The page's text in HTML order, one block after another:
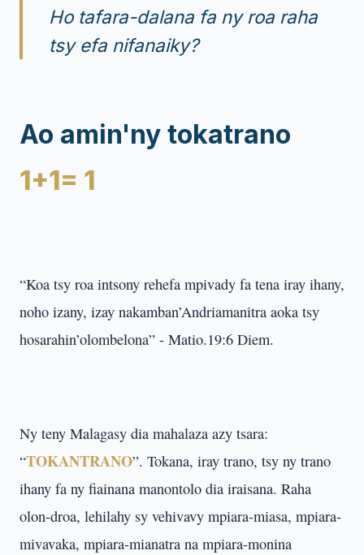
Ho tafara-dalana fa ny roa raha
tsy efa nifanaiky?
Ao amin'ny tokatrano
1+1= 1
“Koa tsy roa intsony rehefa mpivady fa tena iray ihany,
noho izany, izay nakamban’Andriamanitra aoka tsy
hosarahin’olombelona” - Matio.19:6 Diem.
Ny teny Malagasy dia mahalaza azy tsara:
“TOKANTRANO”. Tokana, iray trano, tsy ny trano
ihany fa ny fiainana manontolo dia iraisana. Raha
olon-droa, lehilahy sy vehivavy mpiara-miasa, mpiara-
mivavaka, mpiara-mianatra na mpiara-monina